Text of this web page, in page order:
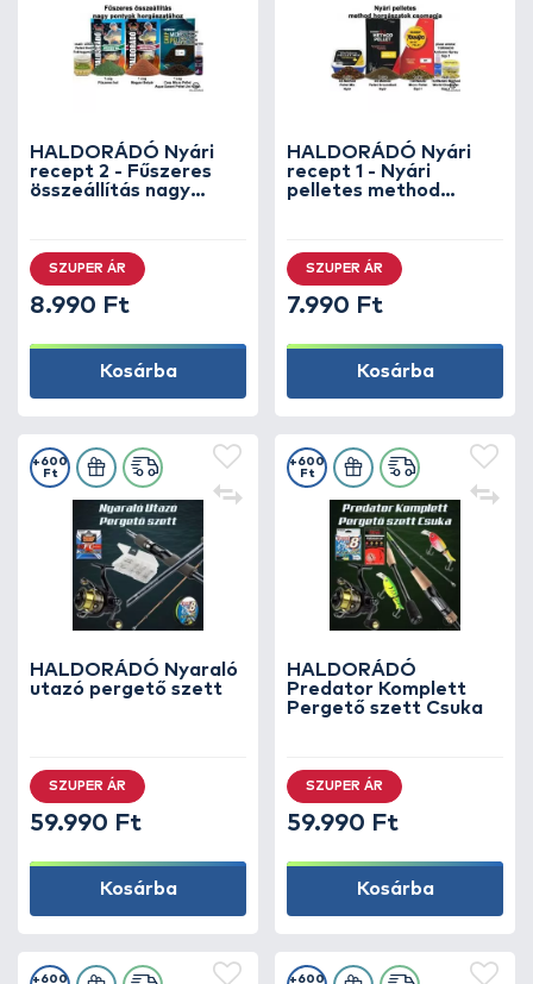
HALDORÁDÓ Nyári
recept 2 - Fűszeres
összeállítás nagy
SZUPER ÁR
8.990 Ft
Kosárba
HALDORÁDÓ Nyári
recept 1 - Nyári
pelletes method
SZUPER ÁR
7.990 Ft
Kosárba
HALDORÁDÓ Nyaraló
utazó pergető szett
+600
Ft
SZUPER ÁR
59.990 Ft
Kosárba
HALDORÁDÓ
Predator Komplett
Pergető szett Csuka
+600
Ft
SZUPER ÁR
59.990 Ft
Kosárba
+600 +600